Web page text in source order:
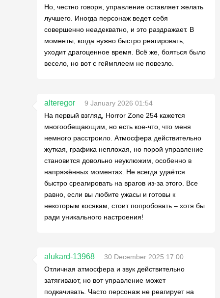
Но, честно говоря, управление оставляет желать
лучшего. Иногда персонаж ведет себя
совершенно неадекватно, и это раздражает. В
моменты, когда нужно быстро реагировать,
уходит драгоценное время. Всё же, бояться было
весело, но вот с геймплеем не повезло.
alteregor
9 January 2026 01:54
На первый взгляд, Horror Zone 254 кажется
многообещающим, но есть кое-что, что меня
немного расстроило. Атмосфера действительно
жуткая, графика неплохая, но порой управление
становится довольно неуклюжим, особенно в
напряжённых моментах. Не всегда удаётся
быстро среагировать на врагов из-за этого. Все
равно, если вы любите ужасы и готовы к
некоторым косякам, стоит попробовать – хотя бы
ради уникального настроения!
alukard-13968
30 December 2025 17:00
Отличная атмосфера и звук действительно
затягивают, но вот управление может
подкачивать. Часто персонаж не реагирует на